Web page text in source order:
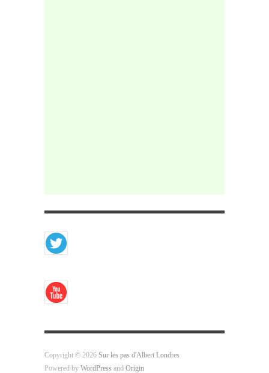
Copyright © 2026 Sur les pas d'Albert Londres
Powered by WordPress and Origin